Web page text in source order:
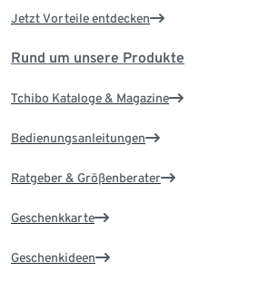
Jetzt Vorteile entdecken
Rund um unsere Produkte
Tchibo Kataloge & Magazine
Bedienungsanleitungen
Ratgeber & Größenberater
Geschenkkarte
Geschenkideen